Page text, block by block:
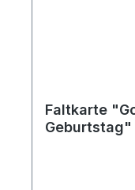
Faltkarte
Geburtstag"